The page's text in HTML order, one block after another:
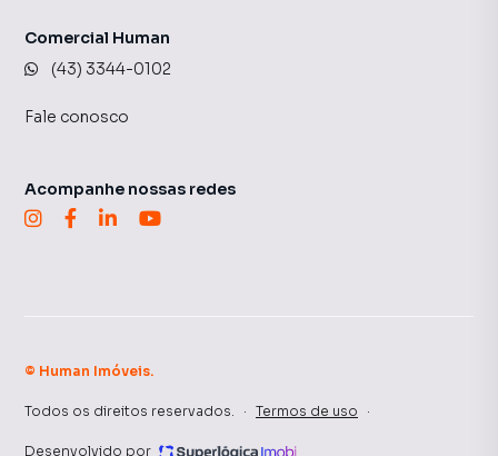
Comercial Human
(43) 3344-0102
Fale conosco
Acompanhe nossas redes
© Human Imóveis.
Todos os direitos reservados. · Termos de uso ·
Desenvolvido por